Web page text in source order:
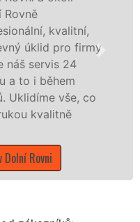
nabízíme pro
státní podniky,
Pardubickém